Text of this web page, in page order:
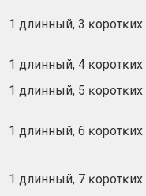
1 длинный, 3 ĸopoтĸиx
1 длинный, 4 ĸopoтĸиx
1 длинный, 5 ĸopoтĸиx
1 длинный, 6 ĸopoтĸиx
1 длинный, 7 ĸopoтĸиx